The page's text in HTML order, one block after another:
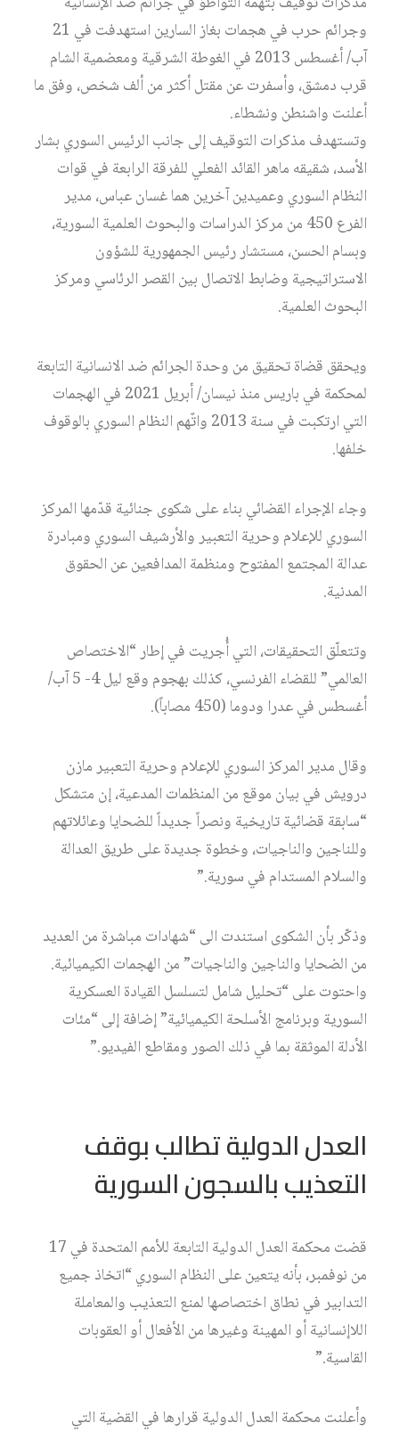
وجرائم حرب في هجمات بغاز السارين استهدفت في 21
آب/ أغسطس 2013 في الغوطة الشرقية ومعضمية الشام
قرب دمشق، وأسفرت عن مقتل أكثر من ألف شخص، وفق ما
أعلنت واشنطن ونشطاء.
وتستهدف مذكرات التوقيف إلى جانب الرئيس السوري بشار
الأسد، شقيقه ماهر القائد الفعلي للفرقة الرابعة في قوات
النظام السوري وعميدين آخرين هما غسان عباس، مدير
الفرع 450 من مركز الدراسات والبحوث العلمية السورية،
وبسام الحسن، مستشار رئيس الجمهورية للشؤون
الاستراتيجية وضابط الاتصال بين القصر الرئاسي ومركز
البحوث العلمية.
ويحقق قضاة تحقيق من وحدة الجرائم ضد الانسانية التابعة
لمحكمة في باريس منذ نيسان/ أبريل 2021 في الهجمات
التي ارتكبت في سنة 2013 واتٌهم النظام السوري بالوقوف
خلفها.
وجاء الإجراء القضائي بناء على شكوى جنائية قدّمها المركز
السوري للإعلام وحرية التعبير والأرشيف السوري ومبادرة
عدالة المجتمع المفتوح ومنظمة المدافعين عن الحقوق
المدنية.
وتتعلّق التحقيقات، التي أُجريت في إطار “الاختصاص
العالمي” للقضاء الفرنسي، كذلك بهجوم وقع ليل 4- 5 آب/
أغسطس في عدرا ودوما (450 مصاباً).
وقال مدير المركز السوري للإعلام وحرية التعبير مازن
درويش في بيان موقع من المنظمات المدعية، إن متشكل
“سابقة قضائية تاريخية ونصراً جديداً للضحايا وعائلاتهم
وللناجين والناجيات، وخطوة جديدة على طريق العدالة
والسلام المستدام في سورية.”
وذكّر بأن الشكوى استندت الى “شهادات مباشرة من العديد
من الضحايا والناجين والناجيات” من الهجمات الكيميائية.
واحتوت على “تحليل شامل لتسلسل القيادة العسكرية
السورية وبرنامج الأسلحة الكيميائية” إضافة إلى “مئات
الأدلة الموثقة بما في ذلك الصور ومقاطع الفيديو.”
العدل الدولية تطالب بوقف
التعذيب بالسجون السورية
قضت محكمة العدل الدولية التابعة للأمم المتحدة في 17
من نوفمبر، بأنه يتعين على النظام السوري “اتخاذ جميع
التدابير في نطاق اختصاصها لمنع التعذيب والمعاملة
اللاإنسانية أو المهينة وغيرها من الأفعال أو العقوبات
القاسية.”
وأعلنت محكمة العدل الدولية قرارها في القضية التي